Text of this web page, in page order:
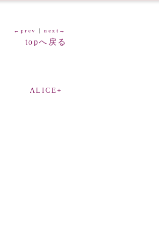
←prev |next→
topへ戻る
ALICE+